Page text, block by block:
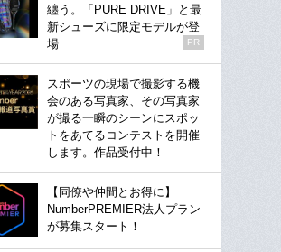
纏う。「PURE DRIVE」と最
新シューズに限定モデルが登
場
PR
スポーツの現場で撮影する機
会のある写真家、その写真家
が撮る一瞬のシーンにスポッ
トをあてるコンテストを開催
します。作品受付中！
【同僚や仲間とお得に】
NumberPREMIER法人プラン
が募集スタート！